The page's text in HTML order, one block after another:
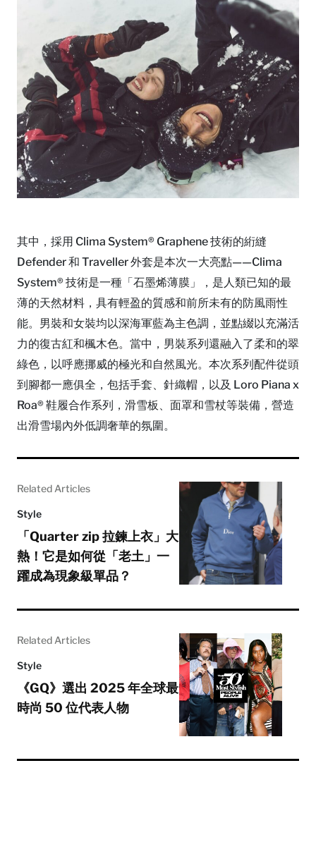
其中，採用 Clima System® Graphene 技術的絎縫
Defender 和 Traveller 外套是本次一大亮點——Clima
System® 技術是一種「石墨烯薄膜」，是人類已知的最
薄的天然材料，具有輕盈的質感和前所未有的防風雨性
能。男裝和女裝均以深海軍藍為主色調，並點綴以充滿活
力的復古紅和楓木色。當中，男裝系列還融入了柔和的翠
綠色，以呼應挪威的極光和自然風光。本次系列配件從頭
到腳都一應俱全，包括手套、針織帽，以及 Loro Piana x
Roa® 鞋履合作系列，滑雪板、面罩和雪杖等裝備，營造
出滑雪場內外低調奢華的氛圍。
Related Articles
Style
「Quarter zip 拉鍊上衣」大
熱！它是如何從「老土」一
躍成為現象級單品？
Related Articles
Style
《GQ》選出 2025 年全球最
時尚 50 位代表人物